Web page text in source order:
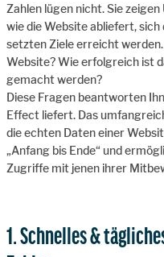
Zahlen lügen nicht. Sie
wie die Website abliefert,
setzten Ziele erreicht
Website? Wie erfolgreich ist
gemacht werden?
Diese Fragen beantworten
Effect liefert. Das
die echten Daten einer
„Anfang bis Ende“ und
Zugriffe mit jenen ihrer
1. Schnelles &